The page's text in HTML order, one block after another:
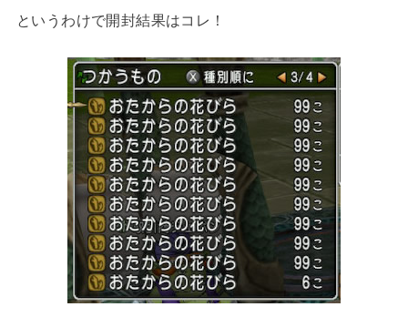
というわけで開封結果はコレ！